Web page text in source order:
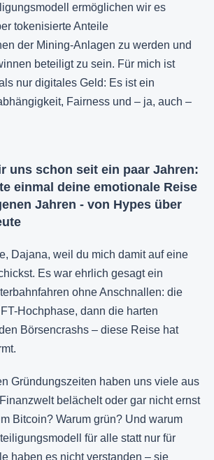
ermöglichen wir es
tokenisierte Anteile
der Mining-Anlagen zu werden und
beteiligt zu sein. Für mich ist
nur digitales Geld: Es ist ein
Fairness und – ja, auch –
uns schon seit ein paar Jahren:
einmal deine emotionale Reise
Jahren - von Hypes über
Dajana, weil du mich damit auf eine
Es war ehrlich gesagt ein
ohne Anschnallen: die
Hochphase, dann die harten
Börsencrashs – diese Reise hat
Gründungszeiten haben uns viele aus
belächelt oder gar nicht ernst
Bitcoin? Warum grün? Und warum
für alle statt nur für
haben es nicht verstanden – sie